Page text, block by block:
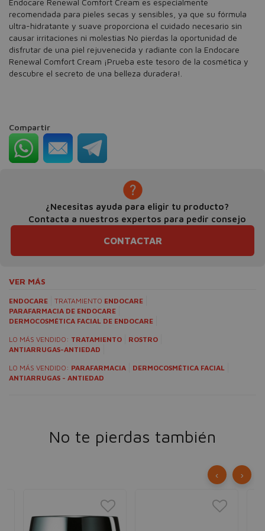
recomendada para pieles secas y sensibles, ya que su fórmula
ultra-hidratante y suave proporciona el cuidado necesario sin
causar irritaciones ni molestias No pierdas la oportunidad de
disfrutar de una piel rejuvenecida y radiante con la Endocare
Renewal Comfort Cream ¡Prueba este tesoro de la cosmética y
descubre el secreto de una belleza duradera!.
Compartir
¿Necesitas ayuda para eligir tu producto?
Contacta a nuestros expertos para pedir consejo
CONTACTAR
VER MÁS
ENDOCARE TRATAMIENTO ENDOCARE
PARAFARMACIA DE ENDOCARE
DERMOCOSMÉTICA FACIAL DE ENDOCARE
LO MÁS VENDIDO: TRATAMIENTO
ROSTRO
ANTIARRUGAS-ANTIEDAD
LO MÁS VENDIDO: PARAFARMACIA
DERMOCOSMÉTICA FACIAL
ANTIARRUGAS - ANTIEDAD
No te pierdas también
‹ ›